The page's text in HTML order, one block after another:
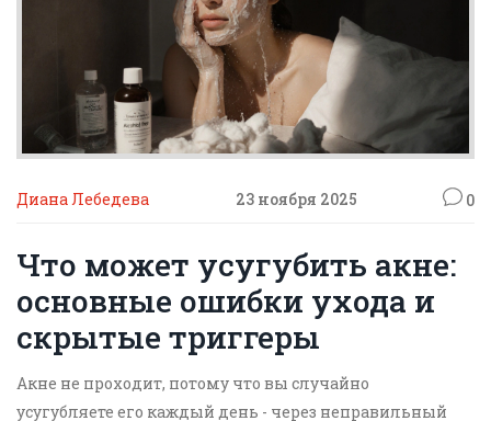
Диана Лебедева 23 ноября 2025 0
Что может усугубить акне:
основные ошибки ухода и
скрытые триггеры
Акне не проходит, потому что вы случайно
усугубляете его каждый день - через неправильный